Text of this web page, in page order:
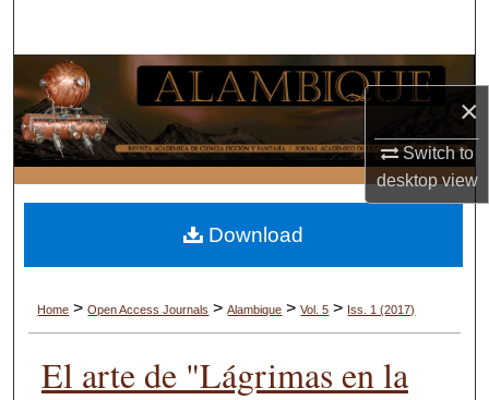
×
Switch to
desktopview
Browse Collections
My Account
About
Digital Commons Network™
Home > Open Access Journals > Alambique > Vol. 5 > Iss. 1 (2017)
El arte de "Lágrimas en la
Download